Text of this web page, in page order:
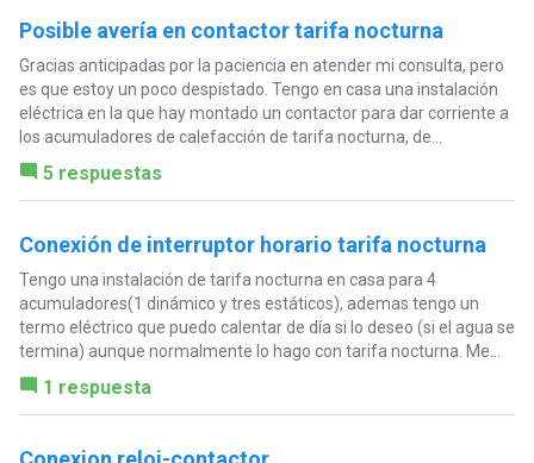
Posible avería en contactor tarifa nocturna
Gracias anticipadas por la paciencia en atender mi consulta, pero
es que estoy un poco despistado. Tengo en casa una instalación
eléctrica en la que hay montado un contactor para dar corriente a
los acumuladores de calefacción de tarifa nocturna, de...
5 respuestas
Conexión de interruptor horario tarifa nocturna
Tengo una instalación de tarifa nocturna en casa para 4
acumuladores(1 dinámico y tres estáticos), ademas tengo un
termo eléctrico que puedo calentar de día si lo deseo (si el agua se
termina) aunque normalmente lo hago con tarifa nocturna. Me...
1 respuesta